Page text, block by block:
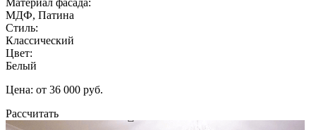
МДФ, Патина
Стиль:
Классический
Цвет:
Белый
Цена: от 36 000 руб.
Рассчитать